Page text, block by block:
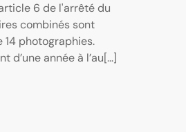
6 de l'arrêté du
combinés sont
photographies.
année à l’au[...]